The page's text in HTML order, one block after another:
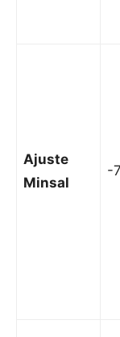
Ajuste
Minsal
-7